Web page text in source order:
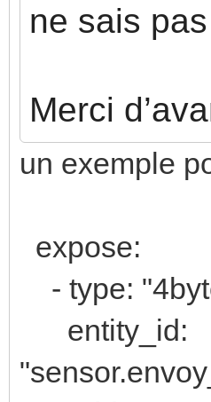
ne sais
Merci
un exemple
expose:
- type:
entity_id: